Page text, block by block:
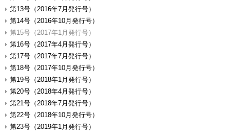
第13号（2016年7月発行号）
第14号（2016年10月発行号）
第15号（2017年1月発行号）
第16号（2017年4月発行号）
第17号（2017年7月発行号）
第18号（2017年10月発行号）
第19号（2018年1月発行号）
第20号（2018年4月発行号）
第21号（2018年7月発行号）
第22号（2018年10月発行号）
第23号（2019年1月発行号）